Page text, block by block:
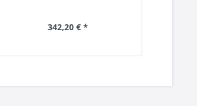
342,20 € *